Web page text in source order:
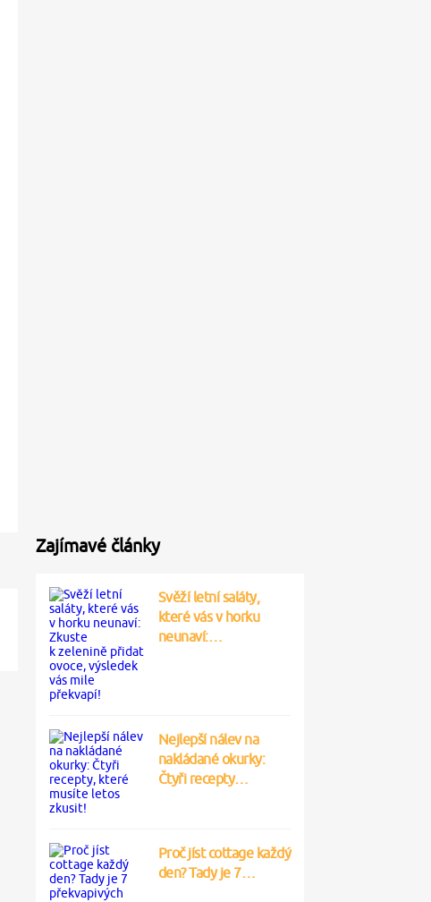
Zajímavé články
Svěží letní saláty,
které vás v horku
neunaví:…
Nejlepší nálev na
nakládané okurky:
Čtyři recepty…
Proč jíst cottage každý
den? Tady je 7…